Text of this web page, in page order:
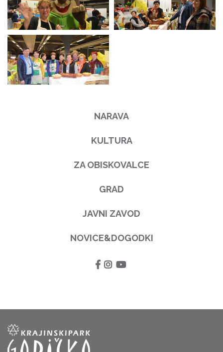
NARAVA
KULTURA
ZA OBISKOVALCE
GRAD
JAVNI ZAVOD
NOVICE&DOGODKI